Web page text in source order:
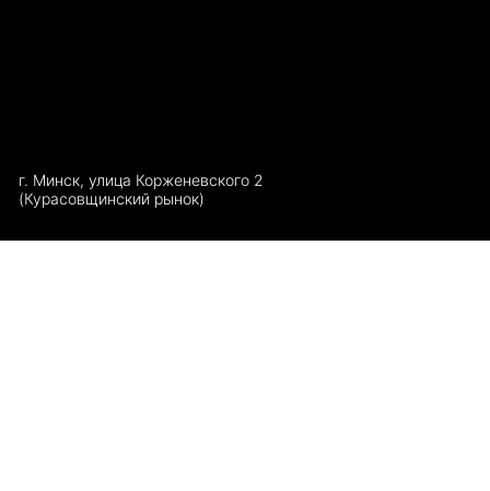
г. Минск, улица Корженевского 2
(Курасовщинский рынок)